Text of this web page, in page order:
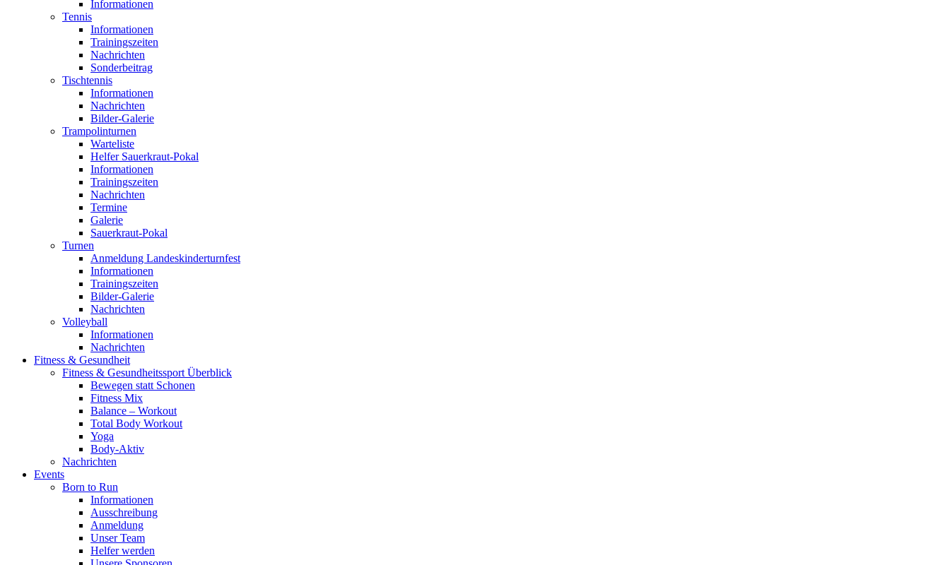
Informationen
Tennis
Informationen
Trainingszeiten
Nachrichten
Sonderbeitrag
Tischtennis
Informationen
Nachrichten
Bilder-Galerie
Trampolinturnen
Warteliste
Helfer Sauerkraut-Pokal
Informationen
Trainingszeiten
Nachrichten
Termine
Galerie
Sauerkraut-Pokal
Turnen
Anmeldung Landeskinderturnfest
Informationen
Trainingszeiten
Bilder-Galerie
Nachrichten
Volleyball
Informationen
Nachrichten
Fitness & Gesundheit
Fitness & Gesundheitssport Überblick
Bewegen statt Schonen
Fitness Mix
Balance – Workout
Total Body Workout
Yoga
Body-Aktiv
Nachrichten
Events
Born to Run
Informationen
Ausschreibung
Anmeldung
Unser Team
Helfer werden